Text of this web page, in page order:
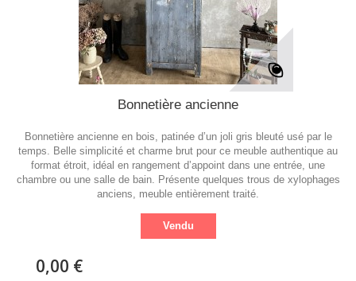
Bonnetière ancienne
Bonnetière ancienne en bois, patinée d’un joli gris bleuté usé par le
temps. Belle simplicité et charme brut pour ce meuble authentique au
format étroit, idéal en rangement d’appoint dans une entrée, une
chambre ou une salle de bain. Présente quelques trous de xylophages
anciens, meuble entièrement traité.
Vendu
0,00 €